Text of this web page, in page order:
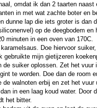
omdat ik dan 2 taarten
in met wat zachte boter en
dunne lap die iets groter is dan
op de deegbodem
minuten in een oven van 170C.
Doe hiervoor
gebruikte mijn gietijzeren
de suiker oplossen. Zet het
te worden. Doe dan de room
de walnoten erbij en zet het
in een laag koud water. Door
het bitter.